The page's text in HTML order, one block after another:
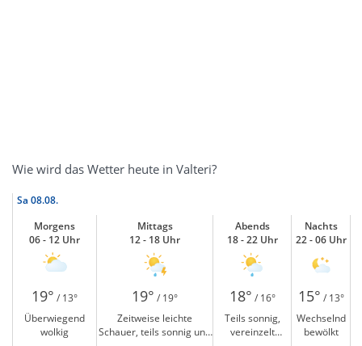
Wie wird das Wetter heute in Valteri?
Sa 08.08.
Morgens
06 - 12 Uhr
Mittags
12 - 18 Uhr
Abends
18 - 22 Uhr
Nachts
22 - 06 Uhr
19° / 13° 19° / 19° 18° / 16° 15° / 13°
Überwiegend
wolkig
Zeitweise leichte
Schauer, teils sonnig und
Teils sonnig,
vereinzelt
Wechselnd
bewölkt